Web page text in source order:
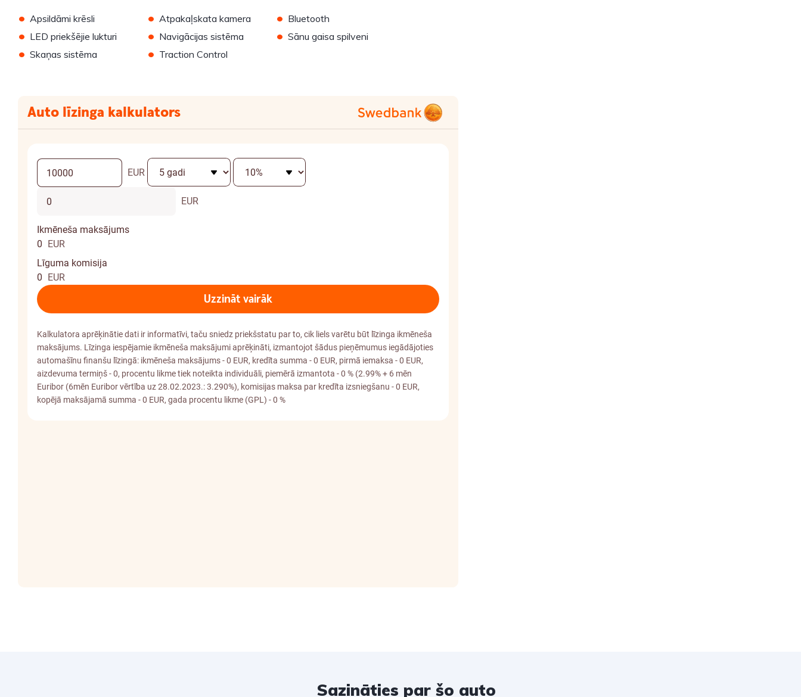
• Apsildāmi krēsli • Atpakaļskata kamera • Bluetooth
• LED priekšējie lukturi • Navigācijas sistēma • Sānu gaisa spilveni
• Skaņas sistēma • Traction Control
Sazināties par šo auto